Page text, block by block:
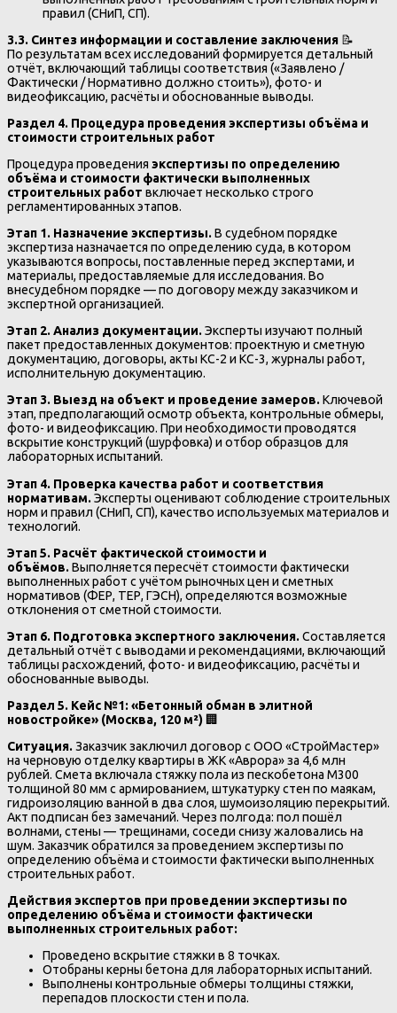
правил (СНиП, СП).
3.3. Синтез информации и составление заключения 📝
По результатам всех исследований формируется детальный
отчёт, включающий таблицы соответствия («Заявлено /
Фактически / Нормативно должно стоить»), фото- и
видеофиксацию, расчёты и обоснованные выводы.
Раздел 4. Процедура проведения экспертизы объёма и
стоимости строительных работ
Процедура проведения экспертизы по определению
объёма и стоимости фактически выполненных
строительных работ включает несколько строго
регламентированных этапов.
Этап 1. Назначение экспертизы.В судебном порядке
экспертиза назначается по определению суда, в котором
указываются вопросы, поставленные перед экспертами, и
материалы, предоставляемые для исследования. Во
внесудебном порядке — по договору между заказчиком и
экспертной организацией.
Этап 2. Анализ документации.Эксперты изучают полный
пакет предоставленных документов: проектную и сметную
документацию, договоры, акты КС-2 и КС-3, журналы работ,
исполнительную документацию.
Этап 3. Выезд на объект и проведение замеров.Ключевой
этап, предполагающий осмотр объекта, контрольные обмеры,
фото- и видеофиксацию. При необходимости проводятся
вскрытие конструкций (шурфовка) и отбор образцов для
лабораторных испытаний.
Этап 4. Проверка качества работ и соответствия
нормативам.Эксперты оценивают соблюдение строительных
норм и правил (СНиП, СП), качество используемых материалов и
технологий.
Этап 5. Расчёт фактической стоимости и
объёмов.Выполняется пересчёт стоимости фактически
выполненных работ с учётом рыночных цен и сметных
нормативов (ФЕР, ТЕР, ГЭСН), определяются возможные
отклонения от сметной стоимости.
Этап 6. Подготовка экспертного заключения.Составляется
детальный отчёт с выводами и рекомендациями, включающий
таблицы расхождений, фото- и видеофиксацию, расчёты и
обоснованные выводы.
Раздел 5. Кейс №1: «Бетонный обман в элитной
новостройке» (Москва, 120 м²) 🏢
Ситуация.Заказчик заключил договор с ООО «СтройМастер»
на черновую отделку квартиры в ЖК «Аврора» за 4,6 млн
рублей. Смета включала стяжку пола из пескобетона М300
толщиной 80 мм с армированием, штукатурку стен по маякам,
гидроизоляцию ванной в два слоя, шумоизоляцию перекрытий.
Акт подписан без замечаний. Через полгода: пол пошёл
волнами, стены — трещинами, соседи снизу жаловались на
шум. Заказчик обратился за проведением экспертизы по
определению объёма и стоимости фактически выполненных
строительных работ.
Действия экспертов при проведении экспертизы по
определению объёма и стоимости фактически
выполненных строительных работ:
Проведено вскрытие стяжки в 8 точках.
Отобраны керны бетона для лабораторных испытаний.
Выполнены контрольные обмеры толщины стяжки,
перепадов плоскости стен и пола.